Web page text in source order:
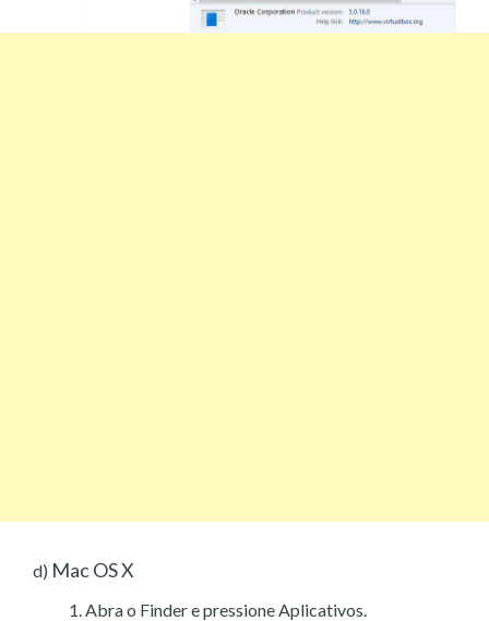
d) Mac OS X
Abra o Finder e pressione Aplicativos.